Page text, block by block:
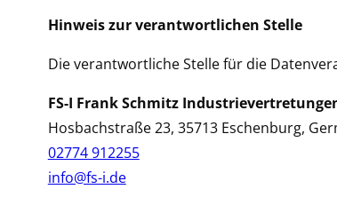
Hinweis zur verantwortlichen Stelle
Die verantwortliche Stelle für die
FS-I Frank Schmitz
Hosbachstraße 23, 35713 Eschenburg,
02774 912255
info@fs-i.de